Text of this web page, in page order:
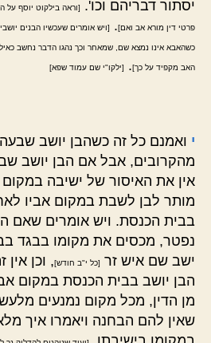
יסתור דבריהם וכו'.
[וראה בילקוט יוסף על
פרטי דין מורא אב ואם]. [ויש אומרים שעכשיו הבנים
כשהאבא אינו נמצא שם, שמאחר וכך נהגו הדבר נחשב
האב מקפיד על כך]. [ילקו"י שם עמוד שפא]
י ואמנם כל זה כשהבן יושב
מהקרובים, אבל אם הבן יושב
אין את האיסור של ישיבה במקום
מותר לבן לשבת במקום אביו
בבית הכנסת. ויש אומרים שאם
נפטר, מכסים את מקומו בבגד
ישב שם איש זר [כל י"ב חודש], וכן
הבן יושב בבית הכנסת במקום
מן הדין, מכל מקום נמנעים
שאין להם הבחנה ויאמרו איך